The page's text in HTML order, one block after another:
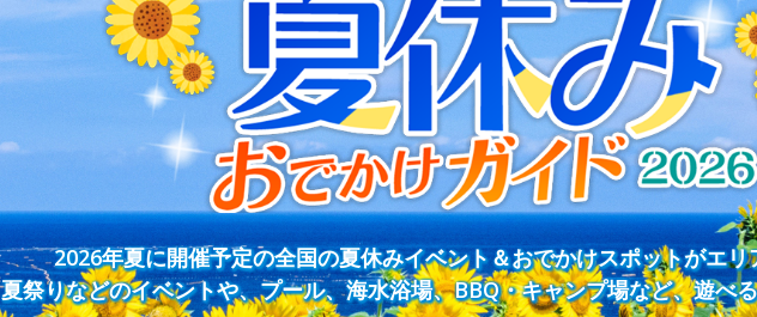
2026年夏に開催予定の全国の夏休みイベント＆おでかけスポットがエリ
夏祭りなどのイベントや、プール、海水浴場、BBQ・キャンプ場など、遊べ